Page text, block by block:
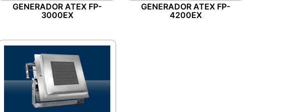
GENERADOR ATEX FP-
3000EX
GENERADOR ATEX FP-
4200EX